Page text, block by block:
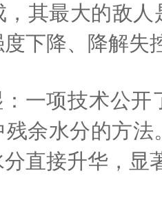
，其最大的敌
下降、降解失
一项技术公开
余水分的方
直接升华，显